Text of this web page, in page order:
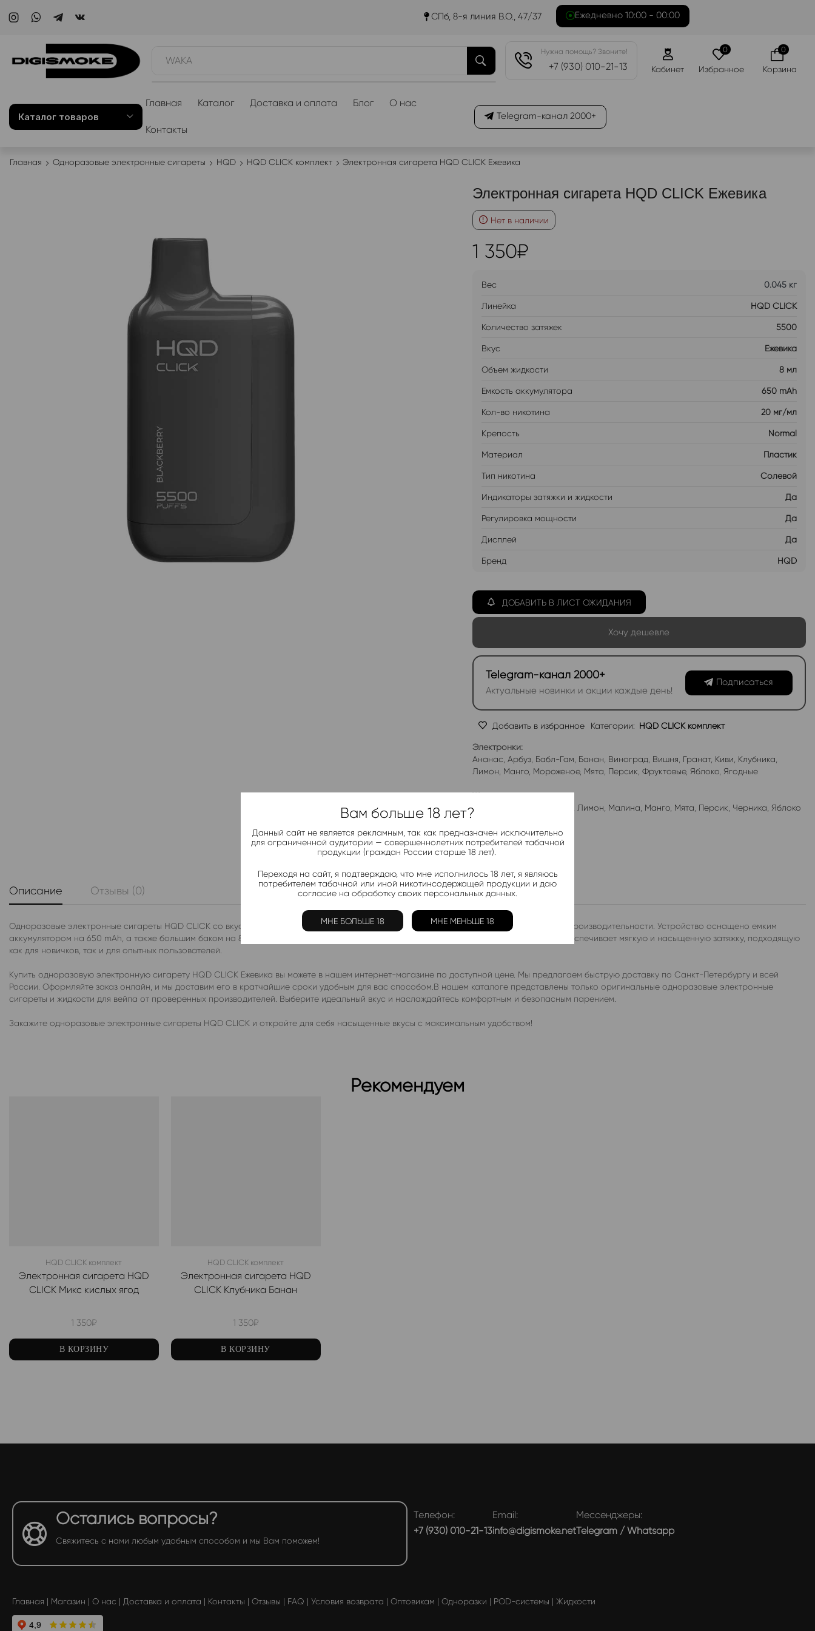
СПб, 8-я линия В.О., 47/37 Ежедневно 10:00 - 00:00
WAKA
Нужна помощь? Звоните!
+7 (930) 010-21-13 Кабинет
0
Избранное
0
Корзина
Каталог товаров
Главная Каталог Доставка и оплата Блог О нас
Контакты
Telegram-канал 2000+
Главная Одноразовые электронные сигареты HQD HQD CLICK комплект Электронная сигарета HQD CLICK Ежевика
Электронная сигарета HQD CLICK Ежевика
Нет в наличии
1 350₽
Вес 0.045 кг
Линейка HQD CLICK
Количество затяжек 5500
Вкус Ежевика
Объем жидкости 8 мл
Емкость аккумулятора 650 mAh
Кол-во никотина 20 мг/мл
Крепость Normal
Материал Пластик
Тип никотина Солевой
Индикаторы затяжки и жидкости Да
Регулировка мощности Да
Дисплей Да
Бренд HQD
ДОБАВИТЬ В ЛИСТ ОЖИДАНИЯ
Хочу дешевле
Telegram-канал 2000+
Актуальные новинки и акции каждые день!
Подписаться
Добавить в избранное Категории: HQD CLICK комплект
Электронки:
Ананас Арбуз, Бабл-Гам Банан Виноград Вишня Гранат, Киви Клубника
Лимон Манго, Мороженое, Мята Персик Фруктовые, Яблоко, Ягодные
Жидкости:
Ананас
Лимон Малина Манго, Мята Персик Черника Яблоко
Описание Отзывы (0)
Одноразовые электронные сигареты HQD CLICK со вкусом Ежевика – это идеальное сочетание яркого вкуса, компактности и высокой производительности. Устройство оснащено емким
аккумулятором на 650 mAh, а также большим баком на 8 мл с премиальной жидкостью.Солевой никотин крепостью 20 мг/мл (Normal обеспечивает мягкую и насыщенную затяжку, подходящую
как для новичков, так и для опытных пользователей.
Купить одноразовую электронную сигарету HQD CLICK Ежевика вы можете в нашем интернет-магазине по доступной цене. Мы предлагаем быструю доставку по Санкт-Петербургу и всей
России. Оформляйте заказ онлайн, и мы доставим его в кратчайшие сроки удобным для вас способом.В нашем каталоге представлены только оригинальные одноразовые электронные
сигареты и жидкости для вейпа от проверенных производителей. Выберите идеальный вкус и наслаждайтесь комфортным и безопасным парением.
Закажите одноразовые электронные сигареты HQD CLICK и откройте для себя насыщенные вкусы с максимальным удобством!
Рекомендуем
HQD CLICK комплект
Электронная сигарета HQD
CLICK Микс кислых ягод
1 350₽
В КОРЗИНУ
HQD CLICK комплект
Электронная сигарета HQD
CLICK Клубника Банан
1 350₽
В КОРЗИНУ
Остались вопросы?
Свяжитесь с нами любым удобным способом и мы Вам поможем!
Телефон:
+7 (930) 010-21-13
Email:
info@digismoke.net
Мессенджеры:
Telegram / Whatsapp
Главная | Магазин | О нас | Доставка и оплата | Контакты | Отзывы | FAQ | Условия возврата | Оптовикам | Одноразки | POD-системы | Жидкости
Вам больше 18 лет?
Данный сайт не является рекламным, так как предназначен исключительно
для ограниченной аудитории — совершеннолетних потребителей табачной
продукции (граждан России старше 18 лет).
Переходя на сайт, я подтверждаю, что мне исполнилось 18 лет, я являюсь
потребителем табачной или иной никотинсодержащей продукции и даю
согласие на обработку своих персональных данных.
МНЕ БОЛЬШЕ 18 МНЕ МЕНЬШЕ 18